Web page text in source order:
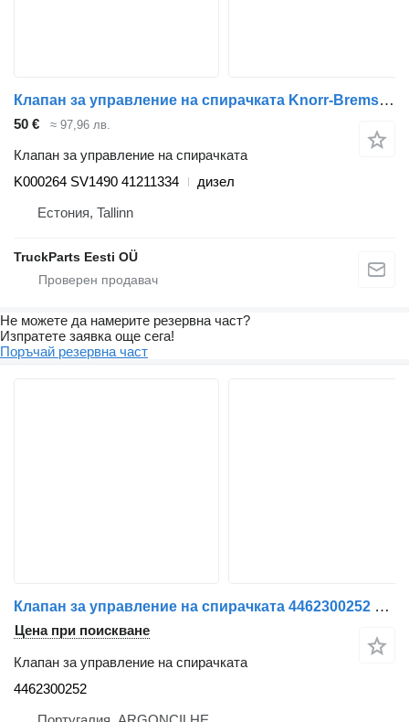
Клапан за управление на спирачката Knorr-Bremse Stralis (01.02-) K000264 SV1490 за влекач IVECO Stralis, Trakker (2002-)
50 € ≈ 97,96 лв.
Клапан за управление на спирачката
K000264 SV1490 41211334
дизел
Естония, Tallinn
TruckParts Eesti OÜ
Не можете да намерите резервна част?
Изпратете заявка още сега!
Поръчай резервна част
Клапан за управление на спирачката 4462300252 за влекач IVECO Stralis | 12
Цена при поискване
Клапан за управление на спирачката
4462300252